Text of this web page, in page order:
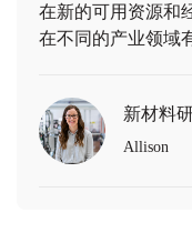
在新的可用资源和
在不同的产业领域
新材料
Allison